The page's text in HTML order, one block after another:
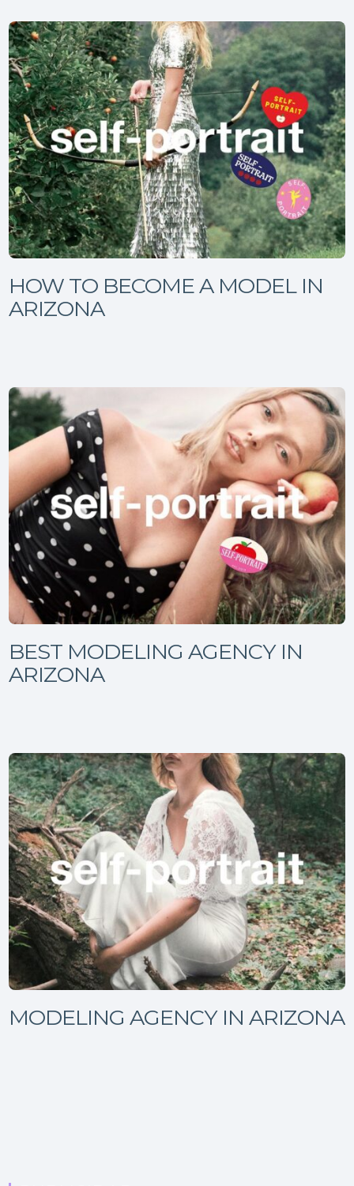
HOW TO BECOME A MODEL IN
ARIZONA
BEST MODELING AGENCY IN
ARIZONA
MODELING AGENCY IN ARIZONA